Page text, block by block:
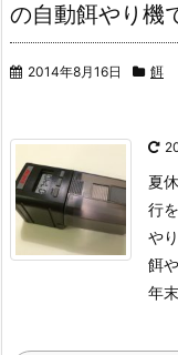
の自動餌やり機
2014年8月16日 餌
夏
行
や
餌
年